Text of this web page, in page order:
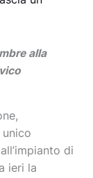
alla
di
ieri la